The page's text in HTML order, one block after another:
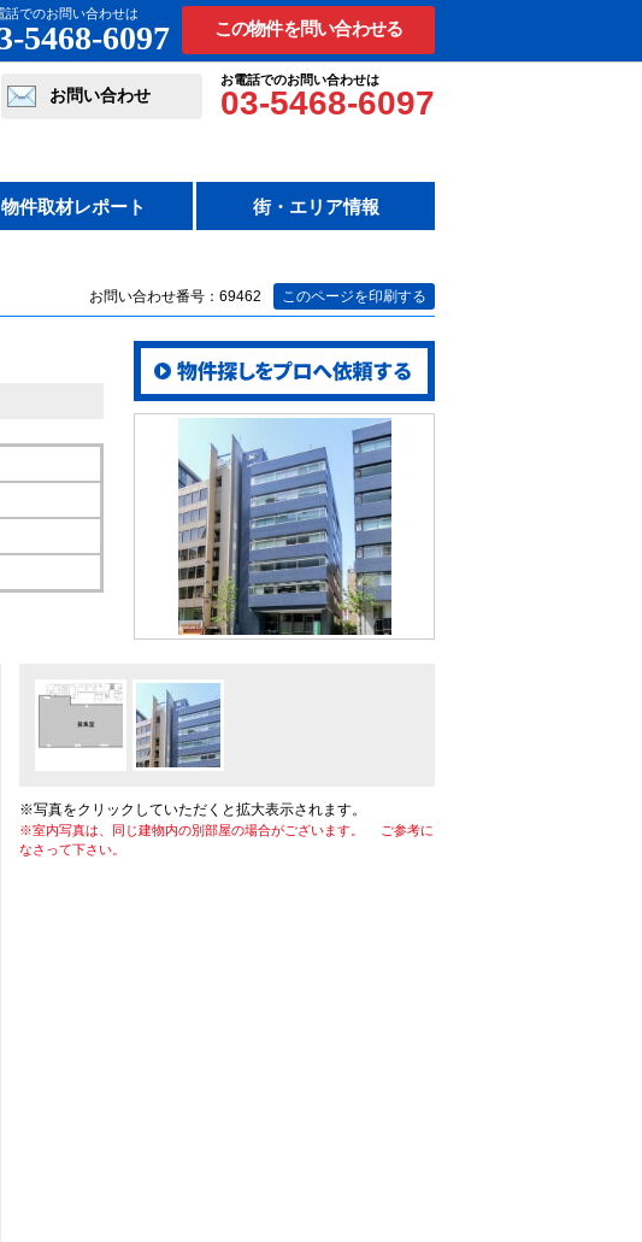
話でのお問い合わせは
5468-6097 この物件を問い合わせる
お電話でのお問い合わせは
03-5468-6097
お問い合わせ
物件取材レポート 街・エリア情報
お問い合わせ番号：69462 このページを印刷する
※写真をクリックしていただくと拡大表示されます。
※室内写真は、同じ建物内の別部屋の場合がございます。 ご参考に
なさって下さい。